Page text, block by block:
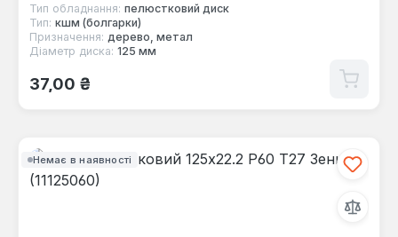
Тип обладнання: пелюстковий диск
Тип: кшм (болгарки)
Призначення: дерево, метал
Діаметр диска: 125 мм
Звичайна ціна:
37,00 ₴
Немає в наявності